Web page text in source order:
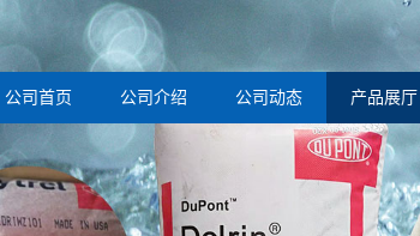
公司首页 公司介绍 公司动态 产品展厅